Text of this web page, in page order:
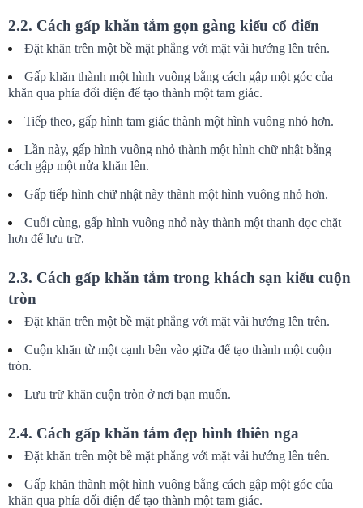
2.2. Cách gấp khăn tắm gọn gàng kiểu cổ điển
Đặt khăn trên một bề mặt phẳng với mặt vải hướng lên trên.
Gấp khăn thành một hình vuông bằng cách gập một góc của
khăn qua phía đối diện để tạo thành một tam giác.
Tiếp theo, gấp hình tam giác thành một hình vuông nhỏ hơn.
Lần này, gấp hình vuông nhỏ thành một hình chữ nhật bằng
cách gập một nửa khăn lên.
Gấp tiếp hình chữ nhật này thành một hình vuông nhỏ hơn.
Cuối cùng, gấp hình vuông nhỏ này thành một thanh dọc chặt
hơn để lưu trữ.
2.3. Cách gấp khăn tắm trong khách sạn kiểu cuộn
tròn
Đặt khăn trên một bề mặt phẳng với mặt vải hướng lên trên.
Cuộn khăn từ một cạnh bên vào giữa để tạo thành một cuộn
tròn.
Lưu trữ khăn cuộn tròn ở nơi bạn muốn.
2.4. Cách gấp khăn tắm đẹp hình thiên nga
Đặt khăn trên một bề mặt phẳng với mặt vải hướng lên trên.
Gấp khăn thành một hình vuông bằng cách gập một góc của
khăn qua phía đối diện để tạo thành một tam giác.